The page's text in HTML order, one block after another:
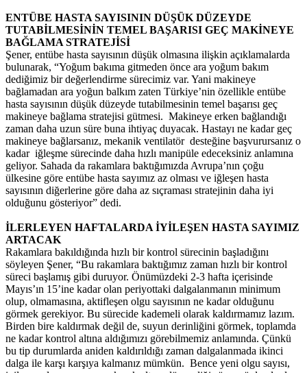
ENTÜBE HASTA SAYISININ DÜŞÜK DÜZEYDE
TUTABİLMESİNİN TEMEL BAŞARISI GEÇ MAKİNEYE
BAĞLAMA STRATEJİSİ
Şener, entübe hasta sayısının düşük olmasına ilişkin açıklamalarda
bulunarak, “Yoğum bakıma gitmeden önce ara yoğum bakım
dediğimiz bir değerlendirme sürecimiz var. Yani makineye
bağlamadan ara yoğun balkım zaten Türkiye’nin özellikle entübe
hasta sayısının düşük düzeyde tutabilmesinin temel başarısı geç
makineye bağlama stratejisi gütmesi. Makineye erken bağlandığı
zaman daha uzun süre buna ihtiyaç duyacak. Hastayı ne kadar geç
makineye bağlarsanız, mekanik ventilatör desteğine başvurursanız o
kadar iğleşme sürecinde daha hızlı manipüle edeceksiniz anlamına
geliyor. Sahada da rakamlara baktığımızda Avrupa’nın çoğu
ülkesine göre entübe hasta sayımız az olması ve iğleşen hasta
sayısının diğerlerine göre daha az sıçraması stratejinin daha iyi
olduğunu gösteriyor” dedi.
İLERLEYEN HAFTALARDA İYİLEŞEN HASTA SAYIMIZ
ARTACAK
Rakamlara bakıldığında hızlı bir kontrol sürecinin başladığını
söyleyen Şener, “Bu rakamlara baktığımız zaman hızlı bir kontrol
süreci başlamış gibi duruyor. Önümüzdeki 2-3 hafta içerisinde
Mayıs’ın 15’ine kadar olan periyottaki dalgalanmanın minimum
olup, olmamasına, aktifleşen olgu sayısının ne kadar olduğunu
görmek gerekiyor. Bu sürecide kademeli olarak kaldırmamız lazım.
Birden bire kaldırmak değil de, suyun derinliğini görmek, toplamda
ne kadar kontrol altına aldığımızı görebilmemiz anlamında. Çünkü
bu tip durumlarda aniden kaldırıldığı zaman dalgalanmada ikinci
dalga ile karşı karşıya kalmanız mümkün. Bence yeni olgu sayısı,